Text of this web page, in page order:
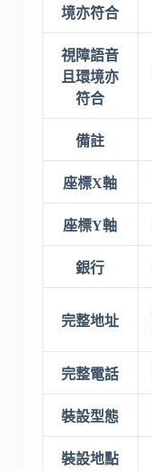
境亦符合
視障語音
且環境亦
符合
備註
座標X軸
座標Y軸
銀行
完整地址
完整電話
裝設型態
裝設地點